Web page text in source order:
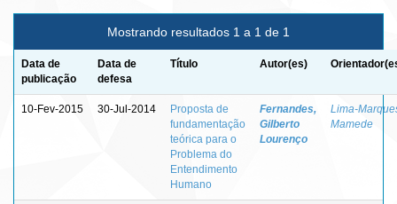
Mostrando resultados 1 a 1 de 1
Data de
publicação
Data de
defesa
Título Autor(es)
10-Fev-2015 30-Jul-2014
Proposta de
fundamentação
teórica para o
Problema do
Entendimento
Humano
Fernandes,
Gilberto
Lourenço
Lima-
Mamede